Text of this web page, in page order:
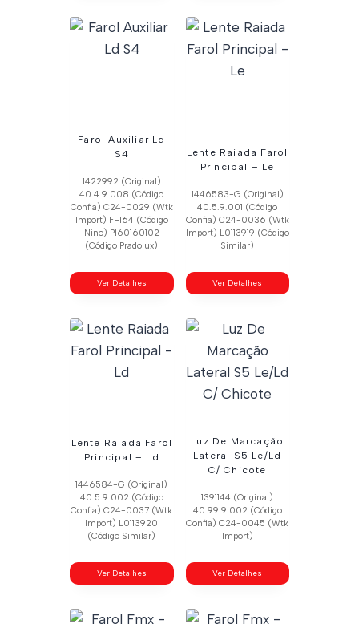
Farol Auxiliar Ld
S4
1422992 (Original)
40.4.9.008 (Código
Confia) C24-0029 (Wtk
Import) F-164 (Código
Nino) Pl60160102
(Código Pradolux)
Ver Detalhes
Lente Raiada Farol
Principal – Le
1446583-G (Original)
40.5.9.001 (Código
Confia) C24-0036 (Wtk
Import) L0113919 (Código
Similar)
Ver Detalhes
Lente Raiada Farol
Principal – Ld
1446584-G (Original)
40.5.9.002 (Código
Confia) C24-0037 (Wtk
Import) L0113920
(Código Similar)
Ver Detalhes
Luz De Marcação
Lateral S5 Le/Ld
C/ Chicote
1391144 (Original)
40.99.9.002 (Código
Confia) C24-0045 (Wtk
Import)
Ver Detalhes